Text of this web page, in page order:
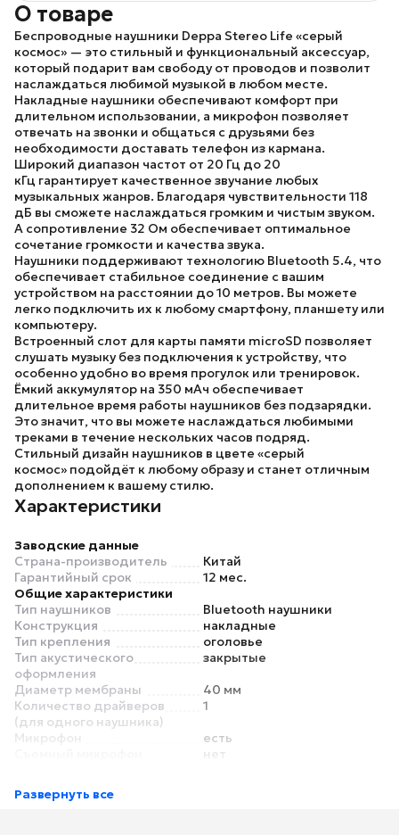
О товаре
Беспроводные наушники Deppa Stereo Life «серый
космос» — это стильный и функциональный аксессуар,
который подарит вам свободу от проводов и позволит
наслаждаться любимой музыкой в любом месте.
Накладные наушники обеспечивают комфорт при
длительном использовании, а микрофон позволяет
отвечать на звонки и общаться с друзьями без
необходимости доставать телефон из кармана.
Широкий диапазон частот от 20 Гц до 20
кГц гарантирует качественное звучание любых
музыкальных жанров. Благодаря чувствительности 118
дБ вы сможете наслаждаться громким и чистым звуком.
А сопротивление 32 Ом обеспечивает оптимальное
сочетание громкости и качества звука.
Наушники поддерживают технологию Bluetooth 5.4, что
обеспечивает стабильное соединение с вашим
устройством на расстоянии до 10 метров. Вы можете
легко подключить их к любому смартфону, планшету или
компьютеру.
Встроенный слот для карты памяти microSD позволяет
слушать музыку без подключения к устройству, что
особенно удобно во время прогулок или тренировок.
Ёмкий аккумулятор на 350 мАч обеспечивает
длительное время работы наушников без подзарядки.
Это значит, что вы можете наслаждаться любимыми
треками в течение нескольких часов подряд.
Стильный дизайн наушников в цвете «серый
космос» подойдёт к любому образу и станет отличным
дополнением к вашему стилю.
Характеристики
Заводские данные
Страна-производитель
Китай
Гарантийный срок
12 мес.
Общие характеристики
Тип наушников
Bluetooth наушники
Конструкция
накладные
Тип крепления
оголовье
Тип акустического
оформления
закрытые
Диаметр мембраны
40 мм
Количество драйверов
(для одного наушника)
1
Микрофон
есть
нет
Материал корпуса
Развернуть все